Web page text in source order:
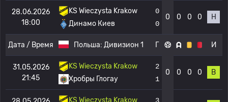
28.06.2026
18:00
KS Wieczysta Krakow
Динамо Киев
0
0
0 0 0 0 Н
Дата / Время Польша: Дивизион 1 Г И
31.05.2026
21:45
KS Wieczysta Krakow
Хробры Глогау
2
1
0 0 0 0 В
KS Wieczysta Krakow
3